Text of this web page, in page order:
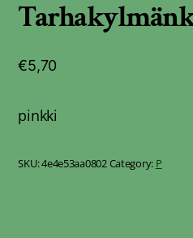
€5,70
pinkki
SKU:4e4e53aa0802Category: P